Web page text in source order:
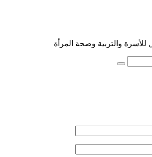
للأسرة والتربية وصحة المرأة